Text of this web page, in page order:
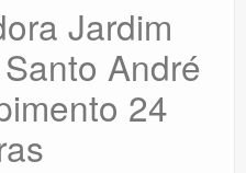
Jardim
André
24